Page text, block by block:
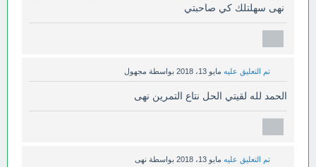
نهى سهلتلك كي صاحبتي
تم التعليق عليه مايو 13، 2018 بواسطة مجهول
الحمد لله لقيتي الحل نتاع التمرين نهى
تم التعليق عليه مايو 13، 2018 بواسطة نهى